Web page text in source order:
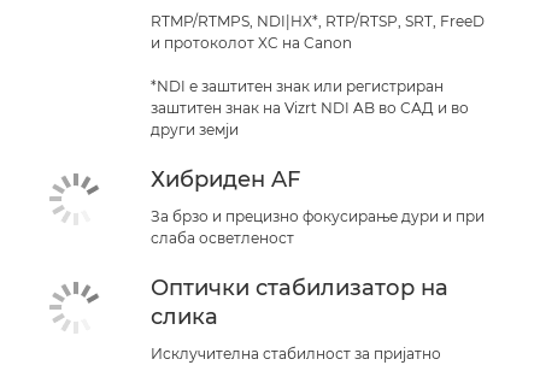
RTMP/RTMPS, NDI|HX*, RTP/RTSP, SRT, FreeD
и протоколот XC на Canon
*NDI е заштитен знак или регистриран
заштитен знак на Vizrt NDI AB во САД и во
други земји
Хибриден AF
За брзо и прецизно фокусирање дури и при
слаба осветленост
Оптички стабилизатор на
слика
Исклучителна стабилност за пријатно